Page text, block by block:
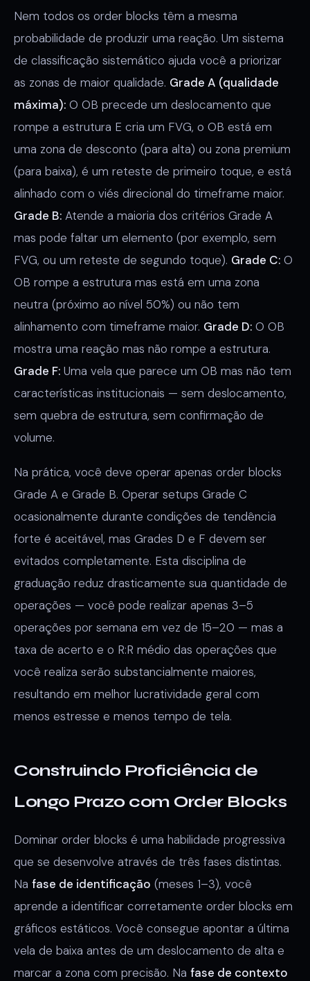
Nem todos os order blocks têm a mesma
probabilidade de produzir uma reação. Um sistema
de classificação sistemático ajuda você a priorizar
as zonas de maior qualidade. Grade A (qualidade
máxima): O OB precede um deslocamento que
rompe a estrutura E cria um FVG, o OB está em
uma zona de desconto (para alta) ou zona premium
(para baixa), é um reteste de primeiro toque, e está
alinhado com o viés direcional do timeframe maior.
Grade B: Atende a maioria dos critérios Grade A
mas pode faltar um elemento (por exemplo, sem
FVG, ou um reteste de segundo toque). Grade C: O
OB rompe a estrutura mas está em uma zona
neutra (próximo ao nível 50%) ou não tem
alinhamento com timeframe maior. Grade D: O OB
mostra uma reação mas não rompe a estrutura.
Grade F: Uma vela que parece um OB mas não tem
características institucionais — sem deslocamento,
sem quebra de estrutura, sem confirmação de
volume.
Na prática, você deve operar apenas order blocks
Grade A e Grade B. Operar setups Grade C
ocasionalmente durante condições de tendência
forte é aceitável, mas Grades D e F devem ser
evitados completamente. Esta disciplina de
graduação reduz drasticamente sua quantidade de
operações — você pode realizar apenas 3–5
operações por semana em vez de 15–20 — mas a
taxa de acerto e o R:R médio das operações que
você realiza serão substancialmente maiores,
resultando em melhor lucratividade geral com
menos estresse e menos tempo de tela.
Construindo Proficiência de
Longo Prazo com Order Blocks
Dominar order blocks é uma habilidade progressiva
que se desenvolve através de três fases distintas.
Na fase de identificação (meses 1–3), você
aprende a identificar corretamente order blocks em
gráficos estáticos. Você consegue apontar a última
vela de baixa antes de um deslocamento de alta e
marcar a zona com precisão. Na fase de contexto